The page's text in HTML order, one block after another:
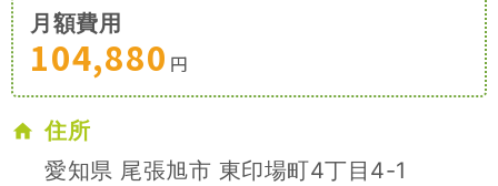
月額費用
104,880 円
住所
愛知県 尾張旭市 東印場町4丁目4-1